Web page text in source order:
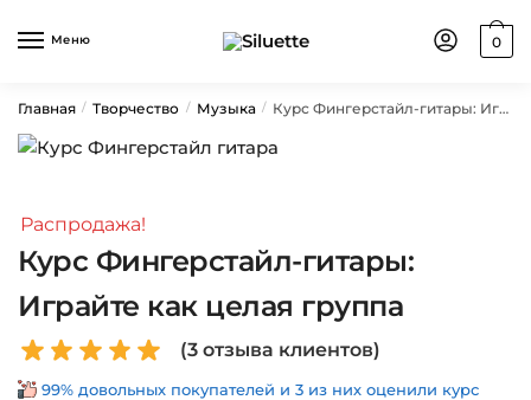
Меню 0
Главная / Творчество / Музыка / Курс Фингерстайл-гитары: Играйте как целая группа
Распродажа!
Курс Фингерстайл-гитары:
Играйте как целая группа
(3отзыва клиентов)
99% довольных покупателей и 3 из них оценили курс